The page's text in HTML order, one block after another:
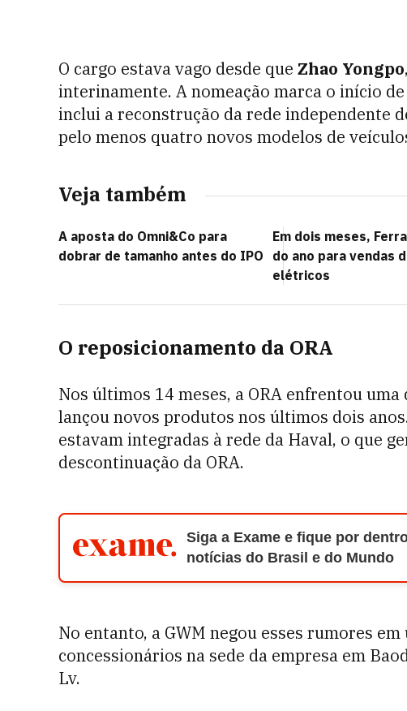
O cargo estava vago desde que Zhao Yongpo
interinamente. A nomeação marca o início
inclui a reconstrução da rede independente
pelo menos quatro novos modelos de
Veja também
A aposta do Omni&Co para
dobrar de tamanho antes do IPO
Em dois meses,
do ano para vendas
elétricos
O reposicionamento da ORA
Nos últimos 14 meses, a ORA enfrentou
lançou novos produtos nos últimos dois
estavam integradas à rede da Haval, o que
descontinuação da ORA.
Siga a Exame e fique por
notícias do Brasil e do Mundo
No entanto, a GWM negou esses rumores
concessionários na sede da empresa em
Lv.